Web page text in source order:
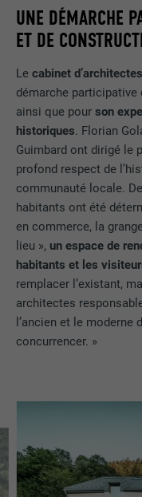
UNE DÉMARCHE
ET DE
Lecabinet
démarche
ainsi que pourson
historiques. Florian
Guimbard ont dirigé le
profond respect de
communauté locale.
habitants ont été
en commerce, la
lieu », un espace de
habitants et les
remplacer l’existant,
architectes
l’ancien et le
concurrencer. »